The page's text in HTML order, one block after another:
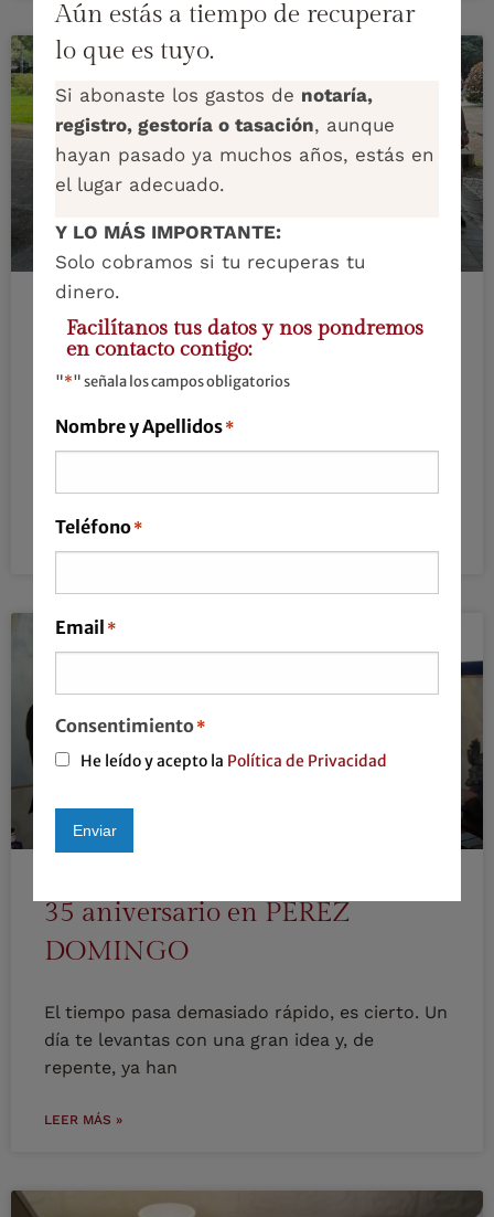
Ayer lo hicimos por todos
vosotros.
Porque a pesar de las circunstancias, sea
adelante y eso es realmente
35 aniversario en PEREZ
DOMINGO
El tiempo pasa demasiado rápido, es cierto. Un
día te levantas con una gran idea y, de
repente, ya han
LEER MÁS »
Aún estás a tiempo de recuperar
lo que es tuyo.
Si abonaste los gastos de notaría,
registro, gestoría o tasación, aunque
hayan pasado ya muchos años, estás en
el lugar adecuado.
Y LO MÁS IMPORTANTE:
Solo cobramos si tu recuperas tu
dinero.
Facilítanos tus datos y nos pondremos
en contacto contigo:
"*" señala los campos obligatorios
Nombre y Apellidos*
Teléfono*
Email *
Consentimiento*
He leído y acepto la Política de Privacidad
Enviar